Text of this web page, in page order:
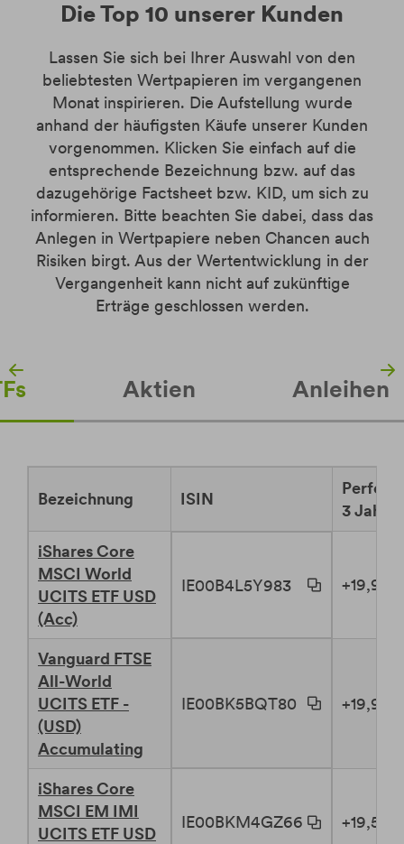
Die Top 10 unserer Kunden
Lassen Sie sich bei Ihrer Auswahl von den
beliebtesten Wertpapieren im vergangenen
Monat inspirieren. Die Aufstellung wurde
anhand der häufigsten Käufe unserer Kunden
vorgenommen. Klicken Sie einfach auf die
entsprechende Bezeichnung bzw. auf das
dazugehörige Factsheet bzw. KID, um sich zu
informieren. Bitte beachten Sie dabei, dass das
Anlegen in Wertpapiere neben Chancen auch
Risiken birgt. Aus der Wertentwicklung in der
Vergangenheit kann nicht auf zukünftige
Erträge geschlossen werden.
Aktien Anleihen
Bezeichnung ISIN
3 Jahre
iShares Core
MSCI World
UCITS ETF USD
(Acc)
IE00B4L5Y983 +19,99
Vanguard FTSE
All-World
UCITS ETF -
(USD)
Accumulating
IE00BK5BQT80 +19,95
iShares Core
MSCI EM IMI
UCITS ETF USD
IE00BKM4GZ66 +19,55